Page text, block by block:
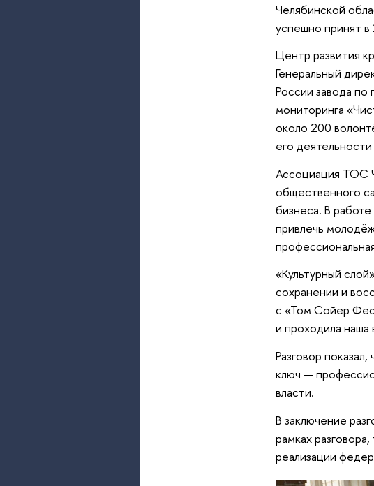
Челябинской
успешно принят в
Центр развития
Генеральный
России завода
мониторинга
около 200
его
Ассоциация ТОС
общественного
бизнеса. В
привлечь
«Культурный
сохранении и
с «Том Сойер
и проходила
Разговор
ключ —
власти.
В заключение
рамках
реализации